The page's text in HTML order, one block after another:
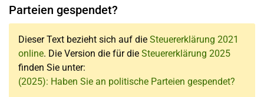
Parteien gespendet?
Dieser Text bezieht sich auf die Steuererklärung 2021
online. Die Version die für die Steuererklärung 2025
finden Sie unter:
(2025): Haben Sie an politische Parteien gespendet?